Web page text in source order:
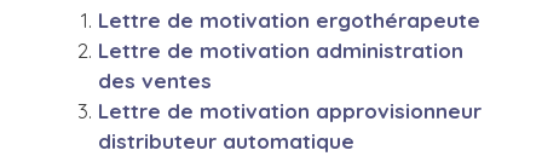
Lettre de motivation ergothérapeute
Lettre de motivation administration
des ventes
Lettre de motivation approvisionneur
distributeur automatique